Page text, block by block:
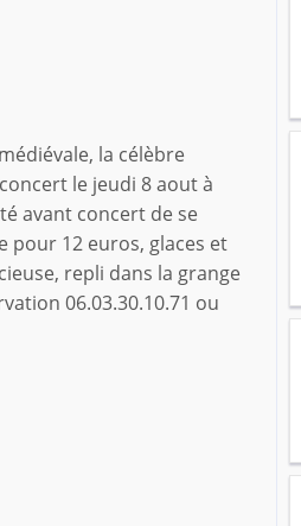
la célèbre
le jeudi 8 aout à
avant concert de se
pour 12 euros, glaces et
repli dans la grange
06.03.30.10.71 ou